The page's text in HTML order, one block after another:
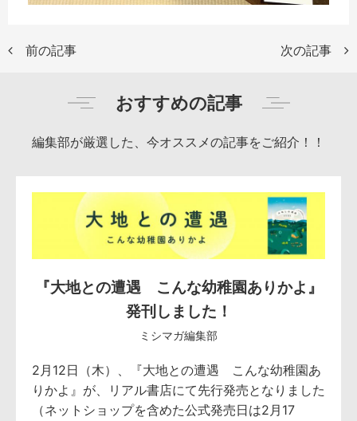
前の記事 次の記事
おすすめの記事
編集部が厳選した、今オススメの記事をご紹介！！
『大地との遭遇 こんな幼稚園ありかよ』
発刊しました！
ミシマガ編集部
2月12日（木）、『大地との遭遇 こんな幼稚園あ
りかよ』が、リアル書店にて先行発売となりました
（ネットショップを含めた公式発売日は2月17